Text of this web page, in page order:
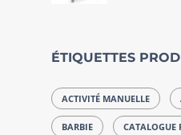
ÉTIQUETTES
ACTIVITÉ MANUELLE
BARBIE CATALOGUE